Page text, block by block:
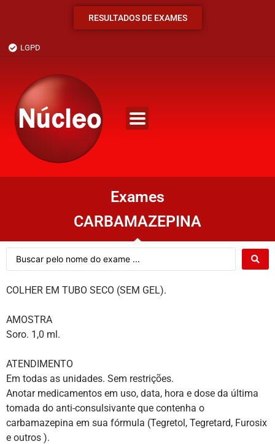
RESULTADOS DE EXAMES
LGPD
Exames
CARBAMAZEPINA
COLHER EM TUBO SECO (SEM GEL).
AMOSTRA
Soro. 1,0 ml.
ATENDIMENTO
Em todas as unidades. Sem restrições.
Anotar medicamentos em uso, data, hora e dose da última
tomada do anti-consulsivante que contenha o
carbamazepina em sua fórmula (Tegretol, Tegretard, Furosix
e outros ).